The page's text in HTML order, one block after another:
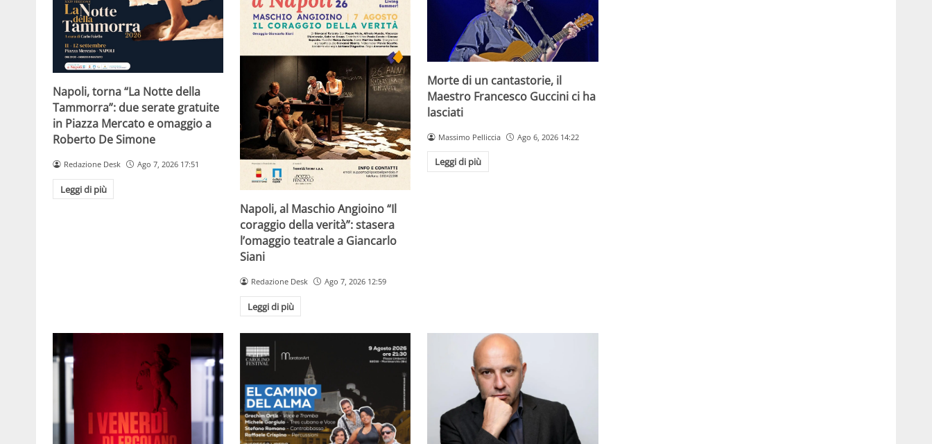
Napoli, torna “La Notte della
Tammorra”: due serate gratuite
in Piazza Mercato e omaggio a
Roberto De Simone
Redazione Desk Ago 7, 2026 17:51
Leggi di più
Napoli, al Maschio Angioino “Il
coraggio della verità”: stasera
l’omaggio teatrale a Giancarlo
Siani
Redazione Desk Ago 7, 2026 12:59
Leggi di più
Morte di un cantastorie, il
Maestro Francesco Guccini ci ha
lasciati
Massimo Pelliccia Ago 6, 2026 14:22
Leggi di più